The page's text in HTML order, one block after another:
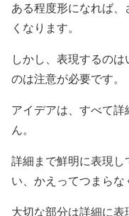
ある程度形になれば
くなります。
しかし、表現するの
のは注意が必要です。
アイデアは、すべて
ん。
詳細まで鮮明に表現し
い、かえってつまらな
大切な部分は詳細に表